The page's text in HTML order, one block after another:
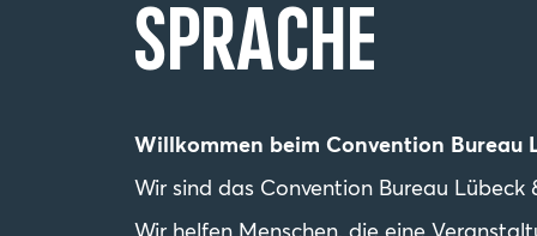
Sprache
Willkommen beim Convention Bureau
Wir sind das Convention Bureau Lübeck
Wir helfen Menschen, die eine